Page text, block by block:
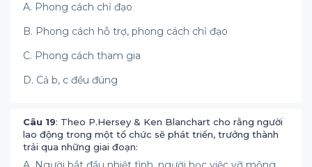
A. Phong cách chỉ đạo
B. Phong cách hỗ trợ, phong cách chỉ đạo
C. Phong cách tham gia
D. Cả b, c đều đúng
Câu 19: Theo P.Hersey & Ken Blanchart cho rằng người
lao động trong một tổ chức sẽ phát triển, trưởng thành
trải qua những giai đoạn: